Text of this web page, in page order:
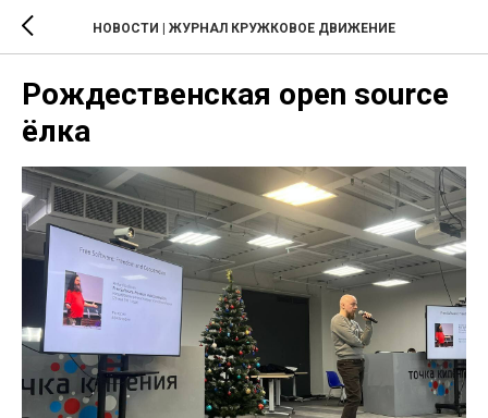
НОВОСТИ | ЖУРНАЛ КРУЖКОВОЕ ДВИЖЕНИЕ
Рождественская open source
ёлка